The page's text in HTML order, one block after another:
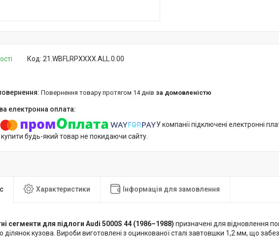
Код: 21.WBFLRPXXXX.ALL.0.00
повернення товару протягом 14 днів за домовленістю
У компанії підключені електронні
будь-який товар не покидаючи сайту.
Характеристики Інформація для замовлення
сегменти для підлоги Audi 5000S 44 (1986–1988) призначені для відновлення
ділянок кузова. Вироби виготовлені з оцинкованої сталі завтовшки 1,2 мм, що